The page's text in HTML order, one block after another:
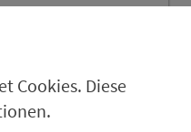
Weg
Str.
Cookies. Diese